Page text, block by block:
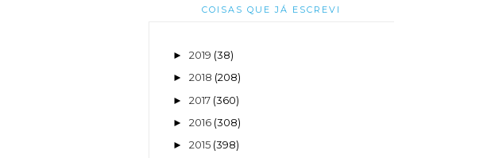
COISAS QUE JÁ ESCREVI
► 2019 (38)
► 2018 (208)
► 2017 (360)
► 2016 (308)
► 2015 (398)